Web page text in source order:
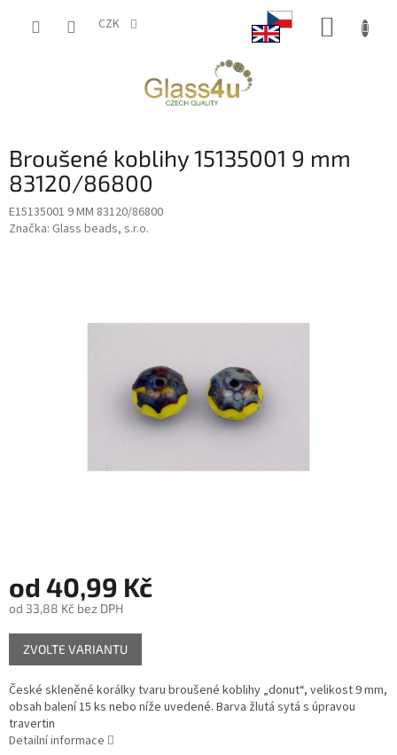
CZK
Broušené koblihy 15135001 9 mm
83120/86800
E15135001 9 MM 83120/86800
Značka: Glass beads, s.r.o.
od 40,99 Kč
od 33,88 Kč bez DPH
Měrná
cena:
ZVOLTE VARIANTU
České skleněné korálky tvaru broušené koblihy „donut“, velikost 9 mm,
obsah balení 15 ks nebo níže uvedené. Barva žlutá sytá s úpravou
travertin
Detailní informace